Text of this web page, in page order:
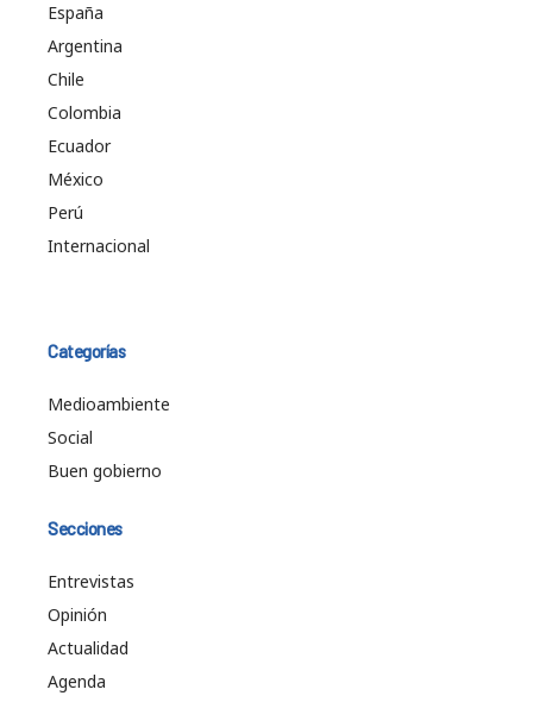
España
Argentina
Chile
Colombia
Ecuador
México
Perú
Internacional
Categorías
Medioambiente
Social
Buen gobierno
Secciones
Entrevistas
Opinión
Actualidad
Agenda